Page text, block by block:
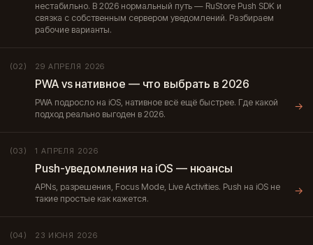
нестабильно. В 2026 нормальный путь — RuStore Push SDK и
связка с собственным сервером уведомлений. Разбираем
рабочие варианты.
(02) 29 АПРЕЛЯ 2026
PWA vs нативное — что выбрать в 2026
PWA подросло на iOS, нативное всё ещё быстрее. Где какой
подход реально выгоден в 2026.
→
(03) 1 АПРЕЛЯ 2026
Push-уведомления на iOS — нюансы
APNs, разрешения, Focus Mode, Live Activities. Push на iOS не
такие простые как кажется.
→
(04) 23 ИЮНЯ 2026